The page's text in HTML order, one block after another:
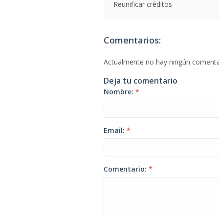
Reunificar créditos
Comentarios:
Actualmente no hay ningún
Deja tu comentario
Nombre: *
Email: *
Comentario: *